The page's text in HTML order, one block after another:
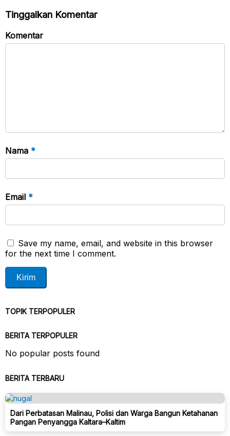
Tinggalkan Komentar
Komentar
Nama *
Email *
Save my name, email, and website in this browser
for the next time I comment.
TOPIK TERPOPULER
BERITA TERPOPULER
No popular posts found
BERITA TERBARU
Dari Perbatasan Malinau, Polisi dan Warga Bangun Ketahanan
Pangan Penyangga Kaltara–Kaltim